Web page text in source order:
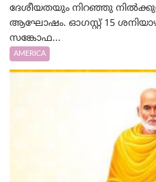
ദേശീയതയും നിറഞ്ഞു
ആഘോഷം. ഓഗസ്റ്റ് 15
സങ്കോഫ...
AMERICA